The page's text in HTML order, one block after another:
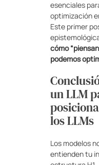
esenciales
optimización
Este primer
cómo
podemos
un LLM
los LLMs
Los modelos
entienden tu